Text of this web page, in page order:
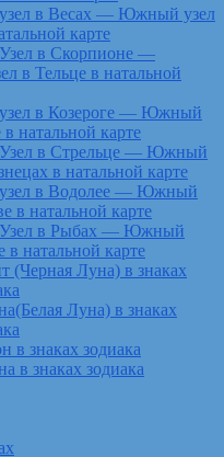
в Весах — Южный узел
карте
в Скорпионе —
в Тельце в натальной
в Козероге — Южный
в натальной карте
в Стрельце — Южный
в натальной карте
в Водолее — Южный
в натальной карте
в Рыбах — Южный
в натальной карте
(Черная Луна) в знаках
Луна) в знаках
в знаках зодиака
в знаках зодиака